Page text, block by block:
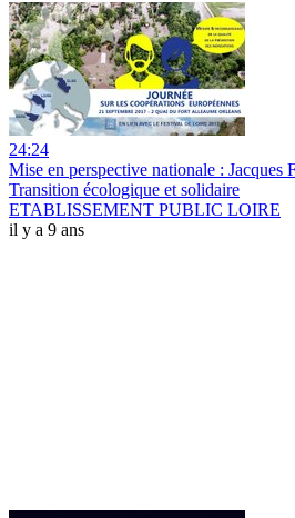
24:24
Mise en perspective nationale : Jacques
Transition écologique et solidaire
ETABLISSEMENT PUBLIC LOIRE
il y a 9 ans